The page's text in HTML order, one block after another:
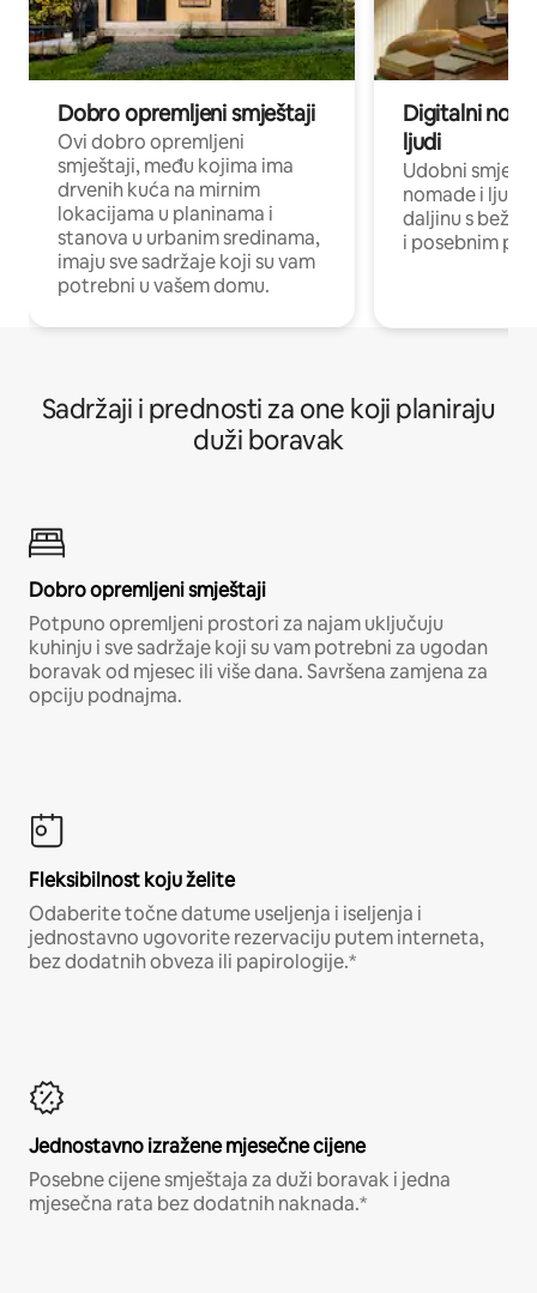
Dobro opremljeni smještaji
Ovi dobro opremljeni
smještaji, među kojima ima
drvenih kuća na mirnim
lokacijama u planinama i
stanova u urbanim sredinama,
imaju sve sadržaje koji su vam
potrebni u vašem domu.
Digitalni
ljudi
Udobni
nomade i ljude
daljinu s
i posebnim
Sadržaji i prednosti za one koji planiraju
duži boravak
Dobro opremljeni smještaji
Potpuno opremljeni prostori za najam uključuju
kuhinju i sve sadržaje koji su vam potrebni za ugodan
boravak od mjesec ili više dana. Savršena zamjena za
opciju podnajma.
Fleksibilnost koju želite
Odaberite točne datume useljenja i iseljenja i
jednostavno ugovorite rezervaciju putem interneta,
bez dodatnih obveza ili papirologije.*
Jednostavno izražene mjesečne cijene
Posebne cijene smještaja za duži boravak i jedna
mjesečna rata bez dodatnih naknada.*